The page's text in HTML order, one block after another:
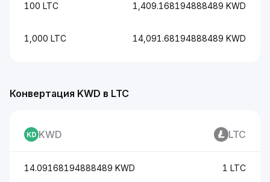
100 LTC 1,409.168194888489 KWD
1,000 LTC 14,091.68194888489 KWD
Конвертация KWD в LTC
KWD LTC
14.09168194888489 KWD 1 LTC